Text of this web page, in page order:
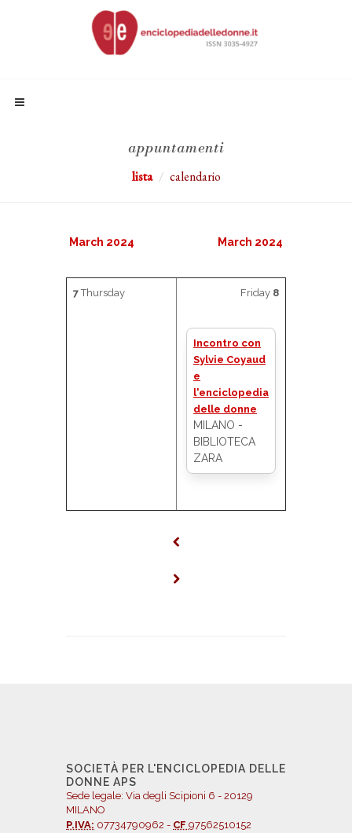
appuntamenti
lista calendario
March 2024 March 2024
7Thursday Friday 8
Incontro con
Sylvie Coyaud
e
l'enciclopedia
delle donne
MILANO -
BIBLIOTECA
ZARA
SOCIETÀ PER L'ENCICLOPEDIA DELLE
DONNE APS
Sede legale: Via degli Scipioni 6 - 20129
MILANO
P.IVA: 07734790962 - CF 97562510152